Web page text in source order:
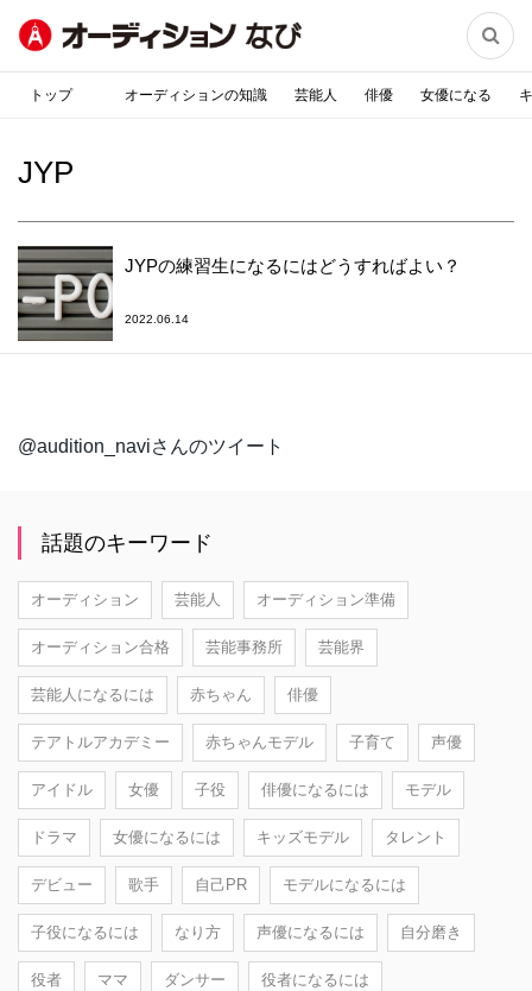

トップ オーディションの知識 芸能人 俳優 女優になる
JYP
JYPの練習生になるにはどうすればよい？
2022.06.14
@audition_naviさんのツイート
話題のキーワード
オーディション 芸能人 オーディション準備
オーディション合格 芸能事務所 芸能界
芸能人になるには 赤ちゃん 俳優
テアトルアカデミー 赤ちゃんモデル 子育て 声優
アイドル 女優 子役 俳優になるには モデル
ドラマ 女優になるには キッズモデル タレント
デビュー 歌手 自己PR モデルになるには
子役になるには なり方 声優になるには 自分磨き
役者 ママ ダンサー 役者になるには